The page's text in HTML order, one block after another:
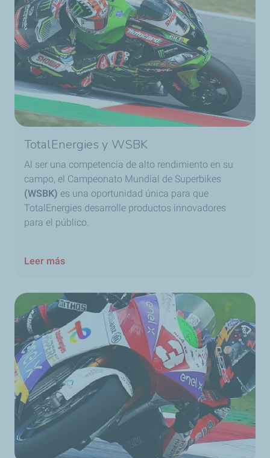
TotalEnergies y WSBK
Al ser una competencia de alto rendimiento en su
campo, el Campeonato Mundial de Superbikes
(WSBK) es una oportunidad única para que
TotalEnergies desarrolle productos innovadores
para el público.
Leer más